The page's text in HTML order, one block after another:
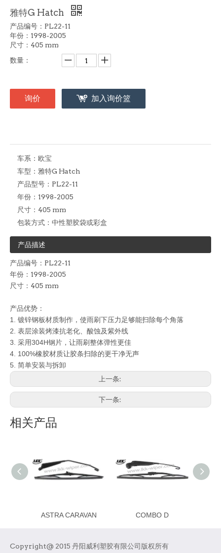
雅特G Hatch
产品编号：PL22-11
年份：1998-2005
尺寸：405 mm
数量：
询价 加入询价篮
车系： 欧宝
车型： 雅特G Hatch
产品型号： PL22-11
年份： 1998-2005
尺寸： 405 mm
包装方式： 中性塑胶袋或彩盒
产品描述
产品编号：PL22-11
年份：1998-2005
尺寸：405 mm
产品优势：
1. 镀锌钢板材质制作，使雨刷下压力足够能扫除每个角落
2. 表层涂装烤漆抗老化、酸蚀及紫外线
3. 采用304H钢片，让雨刷整体弹性更佳
4. 100%橡胶材质让胶条扫除的更干净无声
5. 简单安装与拆卸
上一条:
下一条:
相关产品
ASTRA CARAVAN COMBO D
Copyright@ 2015 丹阳威利塑胶有限公司版权所有